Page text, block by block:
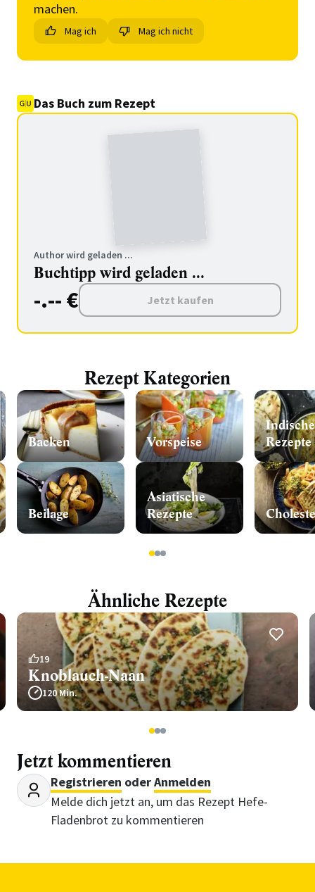
machen.
Mag ich Mag ich nicht
Das Buch zum Rezept
Author wird geladen ...
Buchtipp wird geladen ...
-.-- € Jetzt kaufen
Rezept Kategorien
Backen
Beilage
Vorspeise
Asiatische
Rezepte
Indische
Rezepte
123
Ähnliche Rezepte
19
Knoblauch-Naan
120 Min.
123
Jetzt kommentieren
Registrieren oderAnmelden
Melde dich jetzt an, um das Rezept Hefe-
Fladenbrot zu kommentieren